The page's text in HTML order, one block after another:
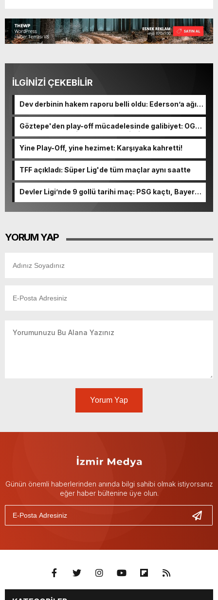
İLGİNİZİ ÇEKEBİLİR
Dev derbinin hakem raporu belli oldu: Ederson’a ağır
Göztepe'den play-off mücadelesinde galibiyet: OGM
Ormanspor'u evinde 90-92 devirdi
Yine Play-Off, yine hezimet: Karşıyaka kahretti!
TFF açıkladı: Süper Lig'de tüm maçlar aynı saatte
Devler Ligi’nde 9 gollü tarihi maç: PSG kaçtı, Bayern
YORUM YAP
Yorum Yap
Günün önemli haberlerinden anında bilgi sahibi olmak istiyorsanız
eğer haber bültenine üye olun.